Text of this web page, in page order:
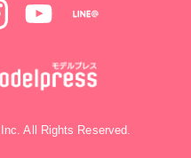
All Rights Reserved.